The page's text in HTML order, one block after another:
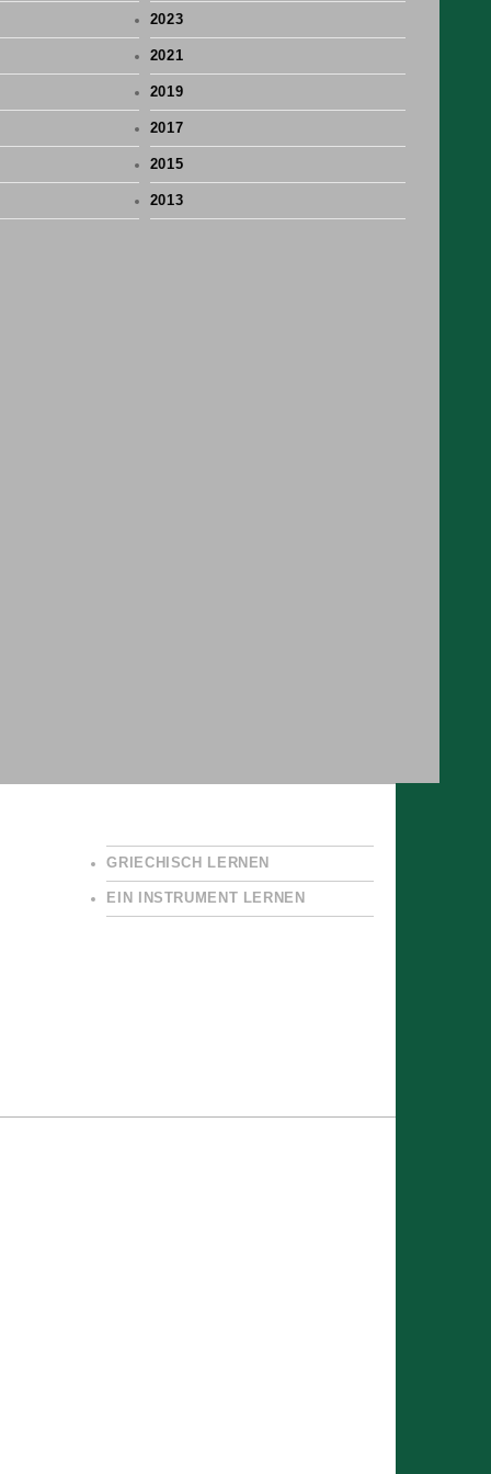
2023
2021
2019
2017
2015
2013
GRIECHISCH LERNEN
EIN INSTRUMENT LERNEN